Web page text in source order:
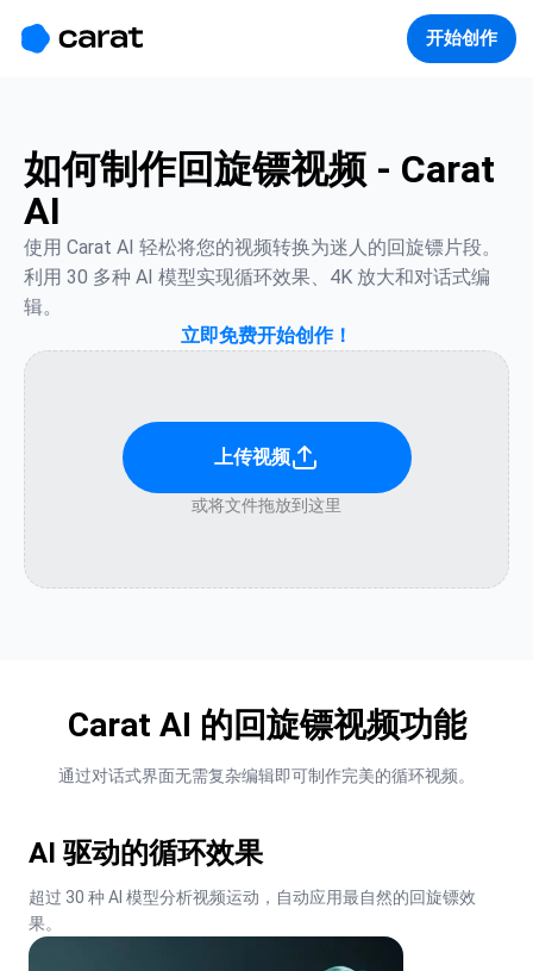
开始创作
如何制作回旋镖视频 - Carat
AI
使用 Carat AI 轻松将您的视频转换为迷人的回旋镖片段。
利用 30 多种 AI 模型实现循环效果、4K 放大和对话式编
辑。
立即免费开始创作！
上传视频
或将文件拖放到这里
Carat AI 的回旋镖视频功能
通过对话式界面无需复杂编辑即可制作完美的循环视频。
AI 驱动的循环效果
超过 30 种 AI 模型分析视频运动，自动应用最自然的回旋镖效
果。